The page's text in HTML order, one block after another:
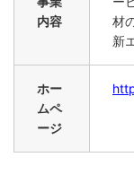
内容
材
新
ホー
ムペ
ージ